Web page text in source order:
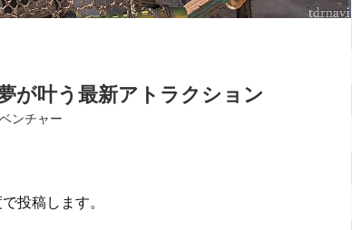
が叶う最新アトラクション
ンチャー
投稿します。